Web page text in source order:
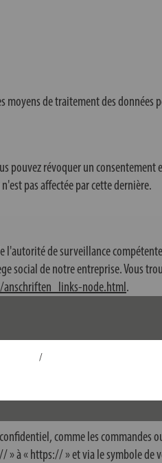
/
de traitement des
pouvez révoquer un
pas affectée par cette dernière.
l'autorité de surveillance
social de notre entreprise. Vous
node.html.
vous-même ou à un tiers dans
comme les commandes
à « https:// » et via le symbole de